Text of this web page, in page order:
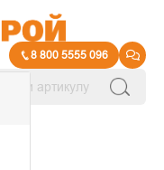
8 800 5555 096